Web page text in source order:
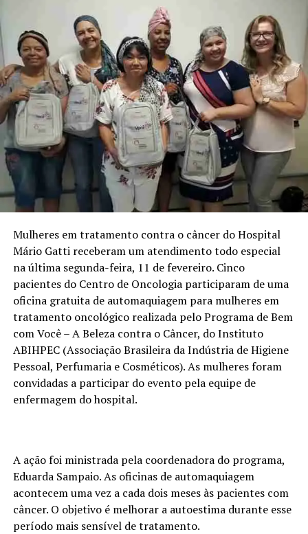
Mulheres em tratamento contra o câncer do Hospital
Mário Gatti receberam um atendimento todo especial
na última segunda-feira, 11 de fevereiro. Cinco
pacientes do Centro de Oncologia participaram de uma
oficina gratuita de automaquiagem para mulheres em
tratamento oncológico realizada pelo Programa de Bem
com Você – A Beleza contra o Câncer, do Instituto
ABIHPEC (Associação Brasileira da Indústria de Higiene
Pessoal, Perfumaria e Cosméticos). As mulheres foram
convidadas a participar do evento pela equipe de
enfermagem do hospital.
A ação foi ministrada pela coordenadora do programa,
Eduarda Sampaio. As oficinas de automaquiagem
acontecem uma vez a cada dois meses às pacientes com
câncer. O objetivo é melhorar a autoestima durante esse
período mais sensível de tratamento.